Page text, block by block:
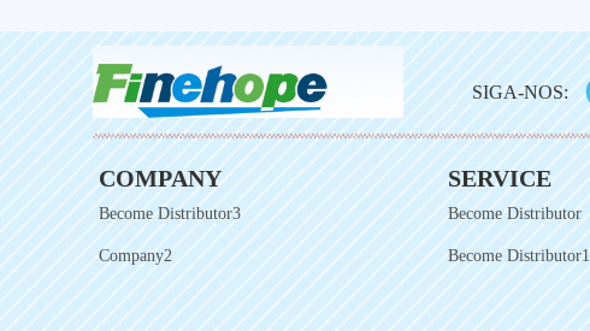
SIGA-NOS:
COMPANY
Become Distributor3
Company2
SERVICE
Become Distributor
Become Distributor1